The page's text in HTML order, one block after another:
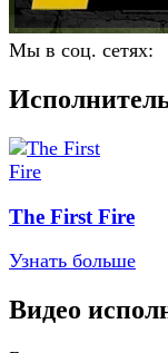
Мы в соц. сетях:
The First Fire
Узнать больше
Видео